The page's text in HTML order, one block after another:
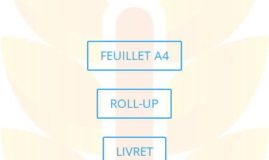
FEUILLET A4
ROLL-UP
LIVRET